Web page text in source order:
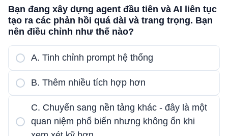
Bạn đang xây dựng agent đầu tiên và AI liên tục
tạo ra các phản hồi quá dài và trang trọng. Bạn
nên điều chỉnh như thế nào?
A. Tinh chỉnh prompt hệ thống
B. Thêm nhiều tích hợp hơn
C. Chuyển sang nền tảng khác - đây là một
quan niệm phổ biến nhưng không ổn khi